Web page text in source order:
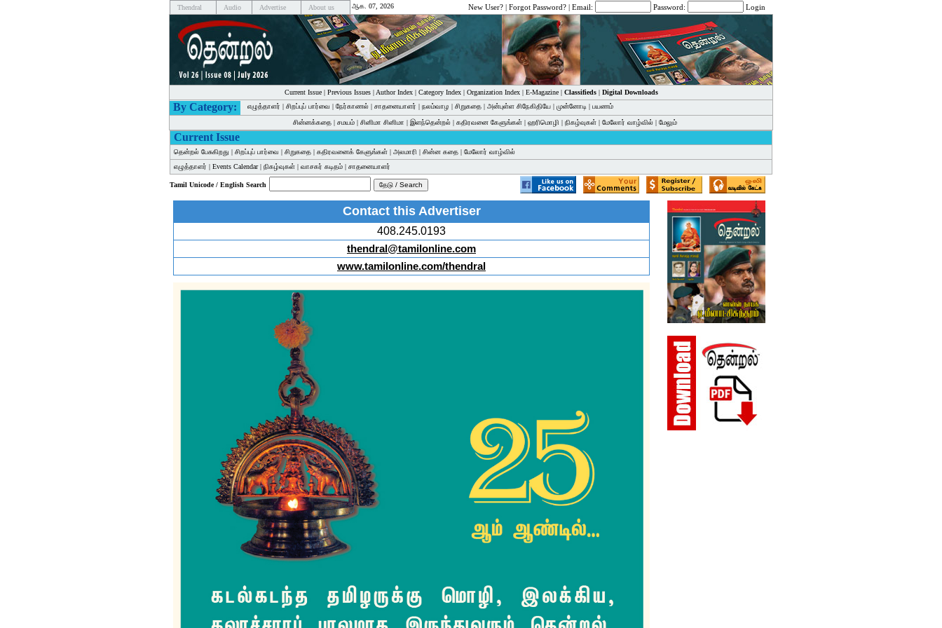
Thendral Audio Advertise About us ஆக. 07, 2026 New User? | Forgot Password? | Email: Password: Login
Current Issue| Previous Issues| Author Index| Category Index| Organization Index| E-Magazine| Classifieds| Digital Downloads
By Category: எழுத்தாளர் | சிறப்புப் பார்வை | நேர்காணல் | சாதனையாளர் | நலம்வாழ | சிறுகதை | அன்புள்ள சிநேகிதியே | முன்னோடி | பயணம்
சின்னக்கதை | சமயம் | சினிமா சினிமா | இளந்தென்றல் | கதிரவனை கேளுங்கள் | ஹரிமொழி | நிகழ்வுகள் | மேலோர் வாழ்வில் | மேலும்
Current Issue
தென்றல் பேசுகிறது | சிறப்புப் பார்வை | சிறுகதை | கதிரவனைக் கேளுங்கள் | அலமாரி | சின்ன கதை | மேலோர் வாழ்வில்
எழுத்தாளர் | Events Calendar| நிகழ்வுகள் | வாசகர் கடிதம் | சாதனையாளர்
Tamil Unicode / English Search
Contact this Advertiser
408.245.0193
thendral@tamilonline.com
www.tamilonline.com/thendral